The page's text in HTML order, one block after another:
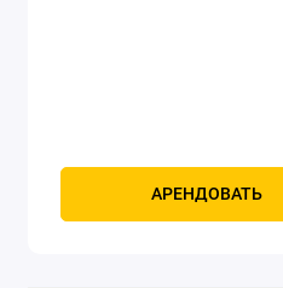
АРЕНДОВАТЬ